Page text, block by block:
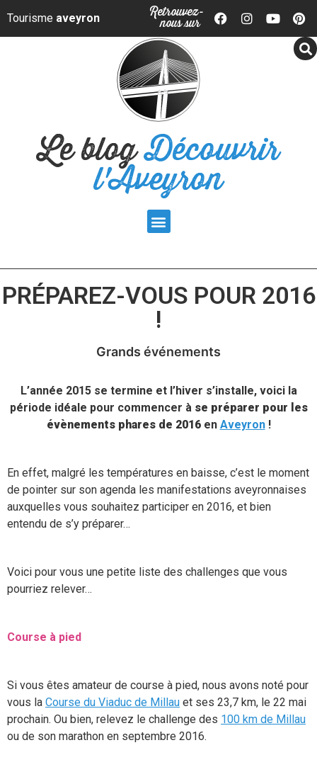
Panneau de gestion des cookies
Tourisme aveyron Retrouvez-
nous sur
Le blogDécouvrir
l'Aveyron
PRÉPAREZ-VOUS POUR 2016
!
Grands événements
L’année 2015 se termine et l’hiver s’installe, voici la
période idéale pour commencer à se préparer pour les
évènements phares de 2016 en Aveyron!
En effet, malgré les températures en baisse, c’est le moment
de pointer sur son agenda les manifestations aveyronnaises
auxquelles vous souhaitez participer en 2016, et bien
entendu de s’y préparer…
Voici pour vous une petite liste des challenges que vous
pourriez relever…
Course à pied
Si vous êtes amateur de course à pied, nous avons noté pour
vous la Course du Viaduc de Millau et ses 23,7 km, le 22 mai
prochain. Ou bien, relevez le challenge des 100 km de Millau
ou de son marathon en septembre 2016.